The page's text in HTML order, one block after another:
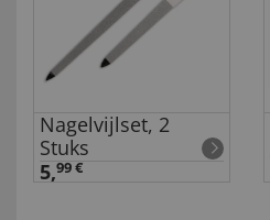
Nagelvijlset, 2
Stuks
5,99 €